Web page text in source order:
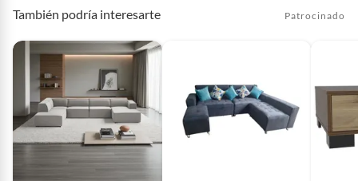
También podría interesarte Patrocinado